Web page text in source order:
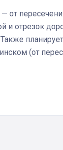
от
и отрезок
(от